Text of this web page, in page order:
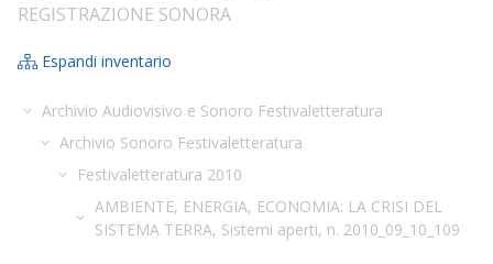
REGISTRAZIONE SONORA
Espandi inventario
Archivio Audiovisivo e Sonoro Festivaletteratura
Archivio Sonoro Festivaletteratura
Festivaletteratura 2010
AMBIENTE, ENERGIA, ECONOMIA: LA CRISI DEL
SISTEMA TERRA, Sistemi aperti, n. 2010_09_10_109